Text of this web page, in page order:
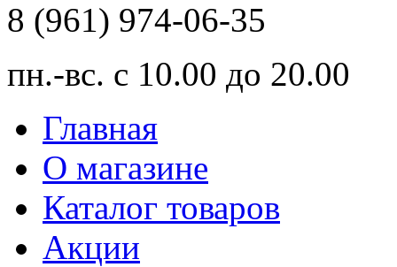
8 (961) 974-06-35
пн.-вс. с 10.00 до 20.00
Главная
О магазине
Каталог товаров
Акции